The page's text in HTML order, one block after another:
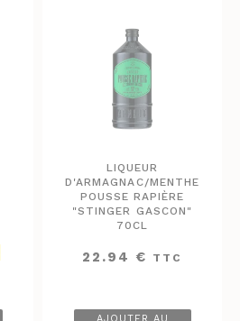
LIQUEUR
D'ARMAGNAC/MENTHE
POUSSE RAPIÈRE
"STINGER GASCON"
70CL
22.94 € TTC